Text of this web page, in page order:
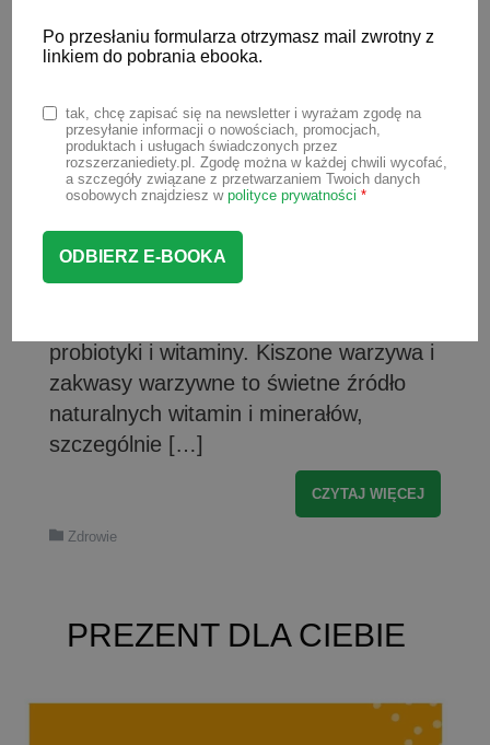
diecie dziecka
Większość dzieci lubi kiszone ogórki,
czy kapustę i chętnie je zajada. Dziś
mamy maluszków coraz częściej sięgają
również po zakwas z buraków lub
zakwas z kapusty, czyli kiszonki w
płynie. Prawdziwe napoje mocy – żywe i
probiotyki i witaminy. Kiszone warzywa i
zakwasy warzywne to świetne źródło
naturalnych witamin i minerałów,
szczególnie […]
CZYTAJ WIĘCEJ
Zdrowie
PREZENT DLA CIEBIE
Po przesłaniu formularza otrzymasz mail zwrotny z
linkiem do pobrania ebooka.
tak, chcę zapisać się na newsletter i wyrażam zgodę na
przesyłanie informacji o nowościach, promocjach,
produktach i usługach świadczonych przez
rozszerzaniediety.pl. Zgodę można w każdej chwili wycofać,
a szczegóły związane z przetwarzaniem Twoich danych
osobowych znajdziesz w polityce prywatności *